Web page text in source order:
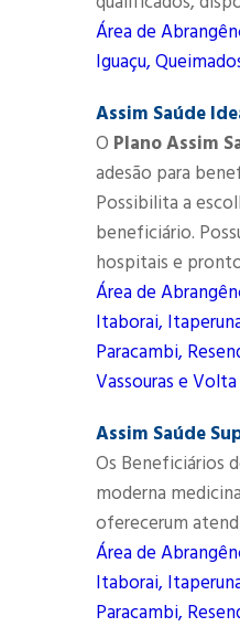
Área de
Iguaçu,
Assim Saúde
O Plano Assim
adesão para
Possibilita a
beneficiário.
hospitais e
Área de
Itaborai,
Paracambi,
Vassouras e
Assim Saúde
Os Beneficiários
moderna
oferecerum
Área de
Itaborai,
Paracambi,